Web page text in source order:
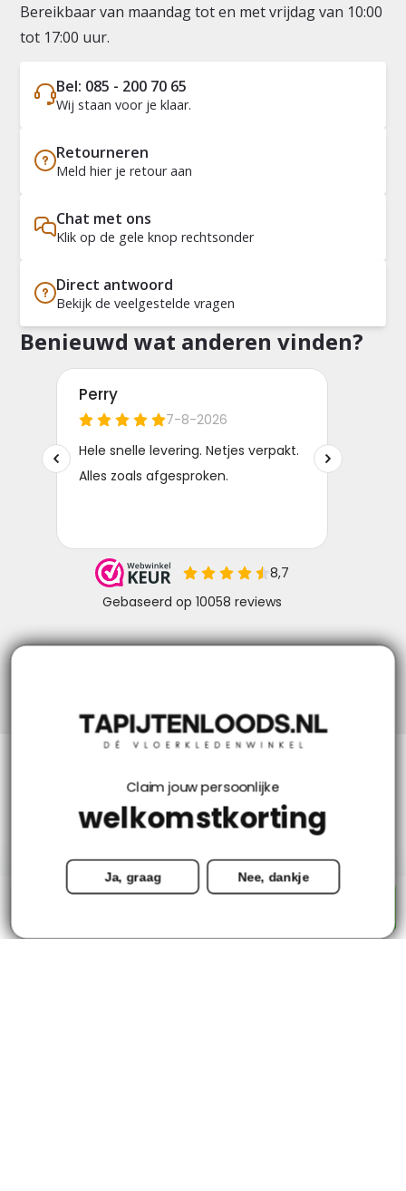
Bereikbaar van maandag tot en met vrijdag van 10:00
tot 17:00 uur.
Bel: 085 - 200 70 65
Wij staan voor je klaar.
Retourneren
Meld hier je retour aan
Chat met ons
Klik op de gele knop rechtsonder
Direct antwoord
Bekijk de veelgestelde vragen
Benieuwd wat anderen vinden?
Mijn account
Categorieën
Contact
Claim jouw persoonlijke
welkomstkorting
Ja, graag Nee, dankje